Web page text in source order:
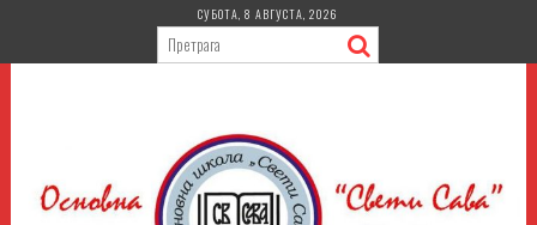
content
СУБОТА, 8 АВГУСТА, 2026